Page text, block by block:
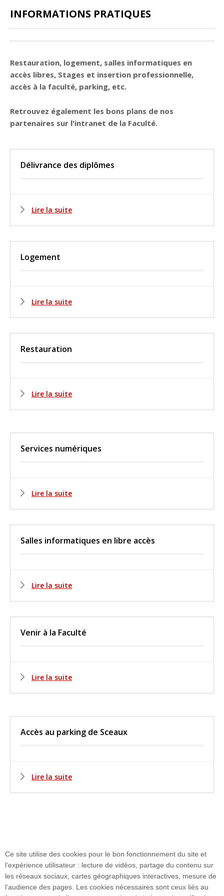
INFORMATIONS PRATIQUES
Restauration, logement, salles informatiques en
accès libres, Stages et insertion professionnelle,
accès à la faculté, parking, etc.
Retrouvez également les bons plans de nos
partenaires sur l'intranet de la Faculté.
Délivrance des diplômes
Lire la suite
Logement
Lire la suite
Restauration
Lire la suite
Services numériques
Lire la suite
Salles informatiques en libre accès
Lire la suite
Venir à la Faculté
Lire la suite
Accès au parking de Sceaux
Lire la suite
Plan du site
Ce site utilise des cookies pour le bon fonctionnement du site et
l’expérience utilisateur : lecture de vidéos, partage du contenu sur
les réseaux sociaux, cartes géographiques interactives, mesure de
l’audience des pages. Les cookies nécessaires sont ceux liés au